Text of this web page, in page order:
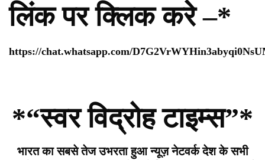
लिंक पर क्लिक करे –*
https://chat.whatsapp.com/
*“स्वर विद्रोह टाइम्स”*
भारत का सबसे तेज उभरता हुआ न्यूज़ नेटवर्क देश के सभी